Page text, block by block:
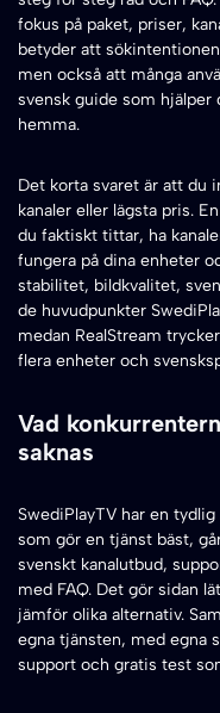
fokus på paket, priser,
betyder att
men också att många
svensk guide som hjälper
hemma.
Det korta svaret är att du
kanaler eller lägsta pris.
du faktiskt tittar, ha
fungera på dina enheter
stabilitet, bildkvalitet,
de huvudpunkter
medan RealStream
flera enheter och
Vad
saknas
SwediPlayTV har en
som gör en tjänst bäst,
svenskt kanalutbud,
med FAQ. Det gör sidan
jämför olika alternativ.
egna tjänsten, med egna
support och gratis test